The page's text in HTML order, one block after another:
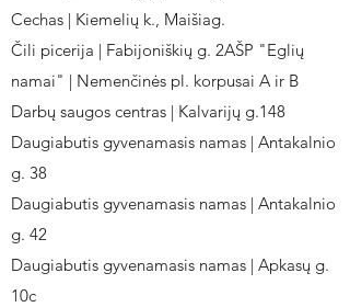
Cechas | Kiemelių k., Maišiag.
Čili picerija | Fabijoniškių g. 2AŠP "Eglių
namai" | Nemenčinės pl. korpusai A ir B
Darbų saugos centras | Kalvarijų g.148
Daugiabutis gyvenamasis namas | Antakalnio
g. 38
Daugiabutis gyvenamasis namas | Antakalnio
g. 42
Daugiabutis gyvenamasis namas | Apkasų g.
10c